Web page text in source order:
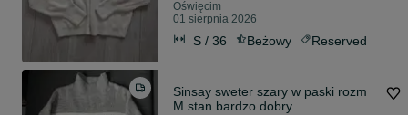
Oświęcim
01 sierpnia 2026
S / 36 Beżowy Reserved
Sinsay sweter szary w paski rozm
M stan bardzo dobry